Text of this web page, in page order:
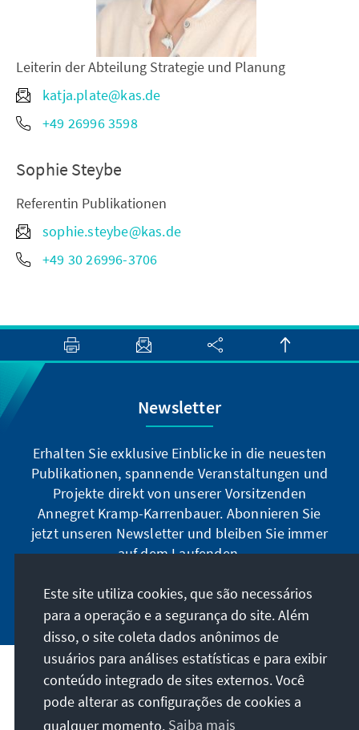
Leiterin der Abteilung Strategie und Planung
katja.plate@kas.de
+49 26996 3598
Sophie Steybe
Referentin Publikationen
sophie.steybe@kas.de
+49 30 26996-3706
Newsletter
Erhalten Sie exklusive Einblicke in die neuesten
Publikationen, spannende Veranstaltungen und
Projekte direkt von unserer Vorsitzenden
Annegret Kramp-Karrenbauer. Abonnieren Sie
jetzt unseren Newsletter und bleiben Sie immer
auf dem Laufenden.
Jetzt abonnieren
Nossa missão
Contato
Este site utiliza cookies, que são necessários
para a operação e a segurança do site. Além
disso, o site coleta dados anônimos de
usuários para análises estatísticas e para exibir
conteúdo integrado de sites externos. Você
pode alterar as configurações de cookies a
qualquer momento. Saiba mais